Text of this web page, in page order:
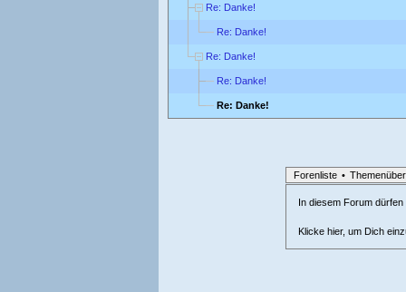
Re: Danke!
Re: Danke!
Re: Danke!
Re: Danke!
Re: Danke!
Forenliste •
In diesem Forum
Klicke hier, um Dich